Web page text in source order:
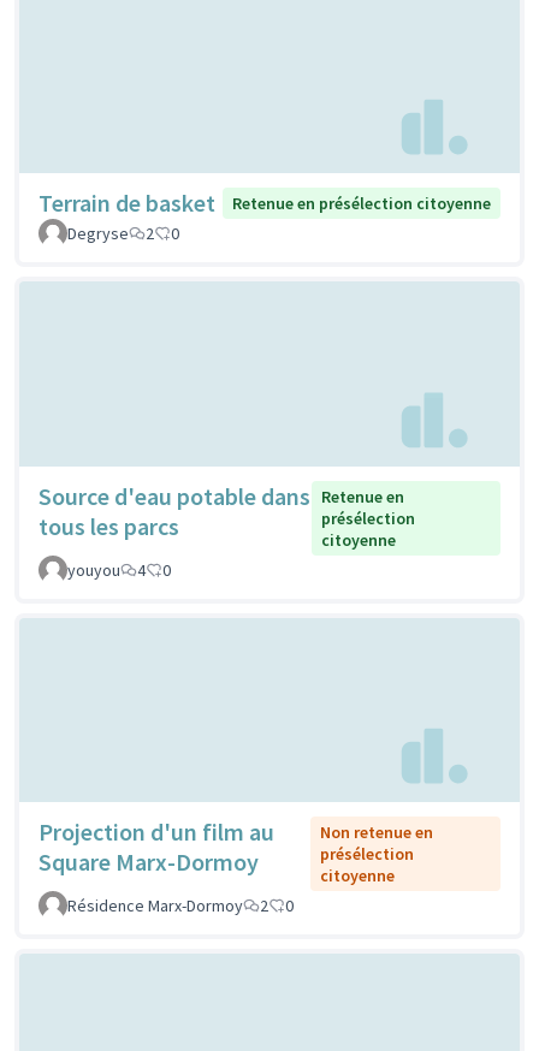
Terrain de basket
Retenue en présélection citoyenne
Degryse
2 0
Source d'eau potable dans
tous les parcs
Retenue en
présélection
citoyenne
youyou
4 0
Projection d'un film au
Square Marx-Dormoy
Non retenue en
présélection
citoyenne
Résidence Marx-Dormoy
2 0